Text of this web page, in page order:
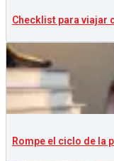
Checklist para viajar
Rompe el ciclo de la